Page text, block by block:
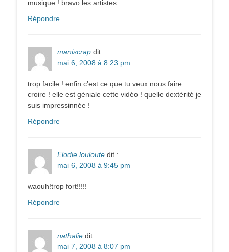
musique ! bravo les artistes…
Répondre
maniscrap dit :
mai 6, 2008 à 8:23 pm
trop facile ! enfin c’est ce que tu veux nous faire
croire ! elle est géniale cette vidéo ! quelle dextérité je
suis impressinnée !
Répondre
Elodie louloute dit :
mai 6, 2008 à 9:45 pm
waouh!trop fort!!!!!
Répondre
nathalie dit :
mai 7, 2008 à 8:07 pm